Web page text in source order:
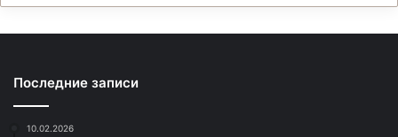
Последние записи
10.02.2026